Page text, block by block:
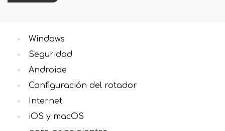
Windows
Seguridad
Androide
Configuración del rotador
Internet
iOS y macOS